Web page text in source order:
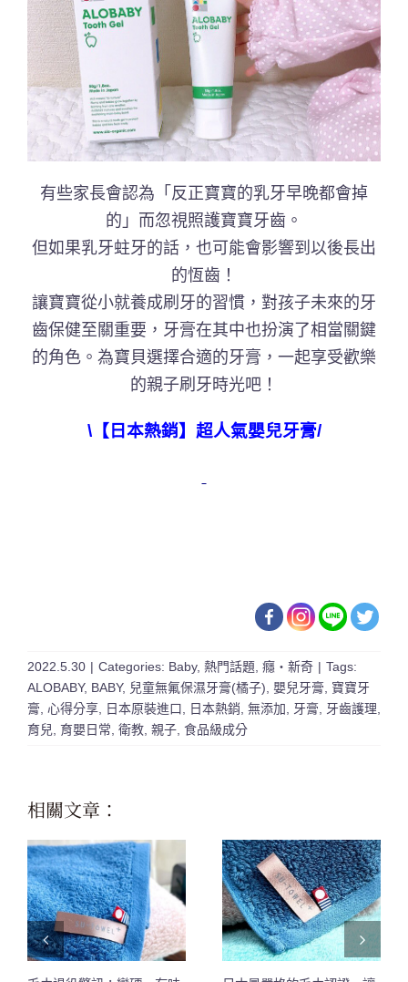
有些家長會認為「反正寶寶的乳牙早晚都會掉
的」而忽視照護寶寶牙齒。
但如果乳牙蛀牙的話，也可能會影響到以後長出
的恆齒！
讓寶寶從小就養成刷牙的習慣，對孩子未來的牙
齒保健至關重要，牙膏在其中也扮演了相當關鍵
的角色。為寶貝選擇合適的牙膏，一起享受歡樂
的親子刷牙時光吧！
\【日本熱銷】超人氣嬰兒牙膏/
2022.5.30 | Categories: Baby, 熱門話題 癮・新奇 | Tags:
ALOBABY, BABY, 兒童無氟保濕牙膏(橘子) 嬰兒牙膏
寶寶牙
膏
心得分享 日本原裝進口 日本熱銷 無添加 牙膏 牙齒護理
育兒 育嬰日常 衛教 親子 食品級成分
相關文章：